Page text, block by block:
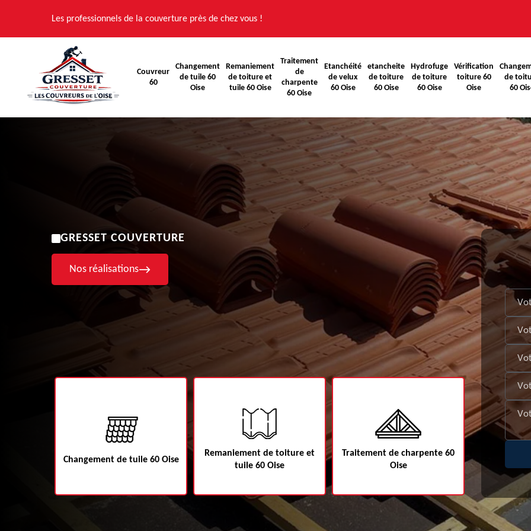
Les professionnels de la couverture près de chez vous !
Couvreur
60
Changement
de tuile 60
Oise
Remaniement
de toiture et
tuile 60 Oise
Traitement
de
charpente
60 Oise
Etanchéité
de velux
60 Oise
etancheite
de toiture
60 Oise
Hydrofuge
de toiture
60 Oise
Vérification
toiture 60
Oise
de
60
GRESSET COUVERTURE
Nos réalisations
Changement de tuile 60 Oise
Remaniement de toiture et
tuile 60 Oise
Traitement de charpente 60
Oise